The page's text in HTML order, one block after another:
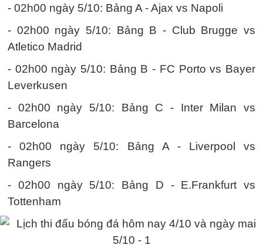
- 02h00 ngày 5/10: Bảng A - Ajax vs Napoli
- 02h00 ngày 5/10: Bảng B - Club Brugge vs
Atletico Madrid
- 02h00 ngày 5/10: Bảng B - FC Porto vs Bayer
Leverkusen
- 02h00 ngày 5/10: Bảng C - Inter Milan vs
Barcelona
- 02h00 ngày 5/10: Bảng A - Liverpool vs
Rangers
- 02h00 ngày 5/10: Bảng D - E.Frankfurt vs
Tottenham